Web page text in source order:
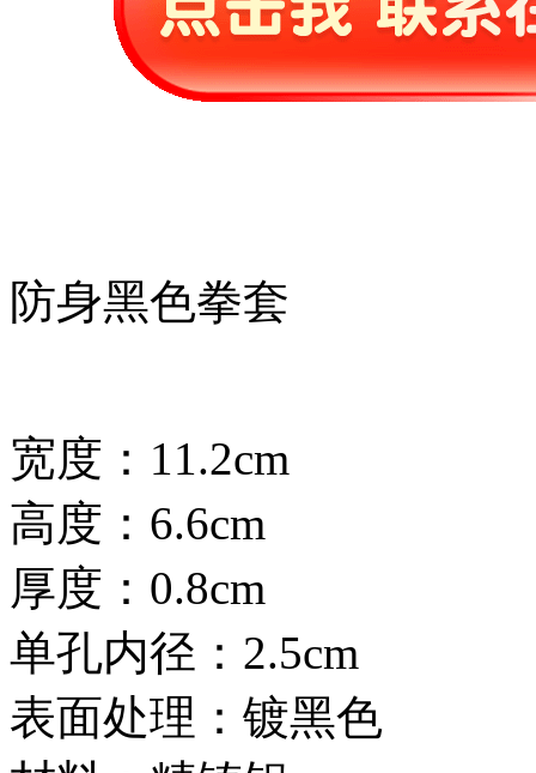
防身黑色拳套
宽度：11.2cm
高度：6.6cm
厚度：0.8cm
单孔内径：2.5cm
表面处理：镀黑色